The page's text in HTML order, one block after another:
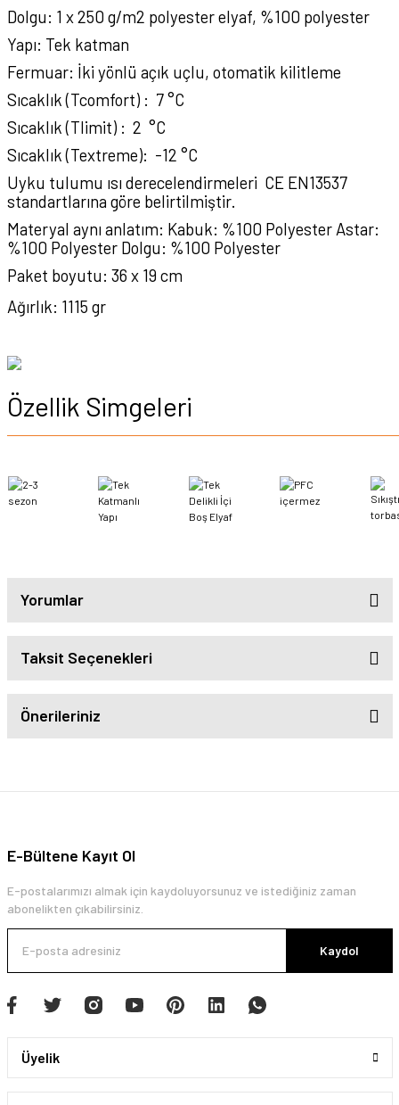
Dolgu: 1 x 250 g/m2 polyester elyaf, %100 polyester
Yapı: Tek katman
Fermuar: İki yönlü açık uçlu, otomatik kilitleme
Sıcaklık (Tcomfort) : 7 °C
Sıcaklık (Tlimit) : 2 °C
Sıcaklık (Textreme): -12 °C
Uyku tulumu ısı derecelendirmeleri CE EN13537
standartlarına göre belirtilmiştir.
Materyal aynı anlatım: Kabuk: %100 Polyester Astar:
%100 Polyester Dolgu: %100 Polyester
Paket boyutu: 36 x 19 cm
Ağırlık: 1115 gr
Özellik Simgeleri
Yorumlar
Taksit Seçenekleri
Önerileriniz
E-Bültene Kayıt Ol
E-postalarımızı almak için kaydoluyorsunuz ve istediğiniz zaman
abonelikten çıkabilirsiniz.
Kaydol
Üyelik